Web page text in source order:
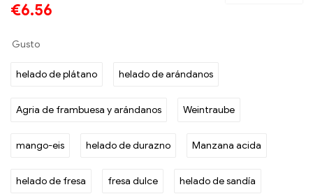
€6.56
Gusto
helado de plátano helado de arándanos
Agria de frambuesa y arándanos Weintraube
mango-eis helado de durazno Manzana acida
helado de fresa fresa dulce helado de sandía